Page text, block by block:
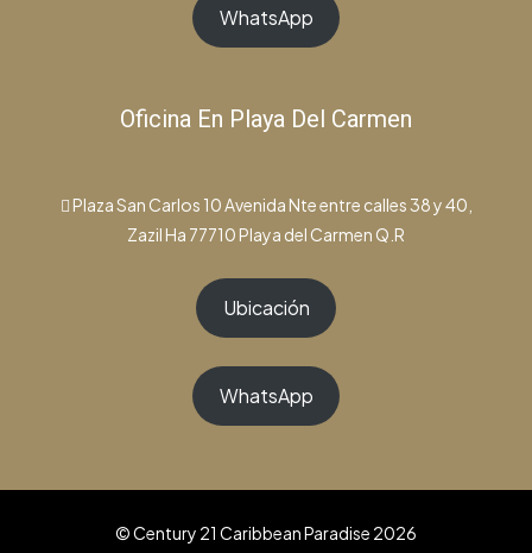
WhatsApp
Oficina En Playa Del Carmen
Plaza San Carlos 10 Avenida Nte entre calles 38 y 40,
Zazil Ha 77710 Playa del Carmen Q.R
Ubicación
WhatsApp
© Century 21 Caribbean Paradise 2026